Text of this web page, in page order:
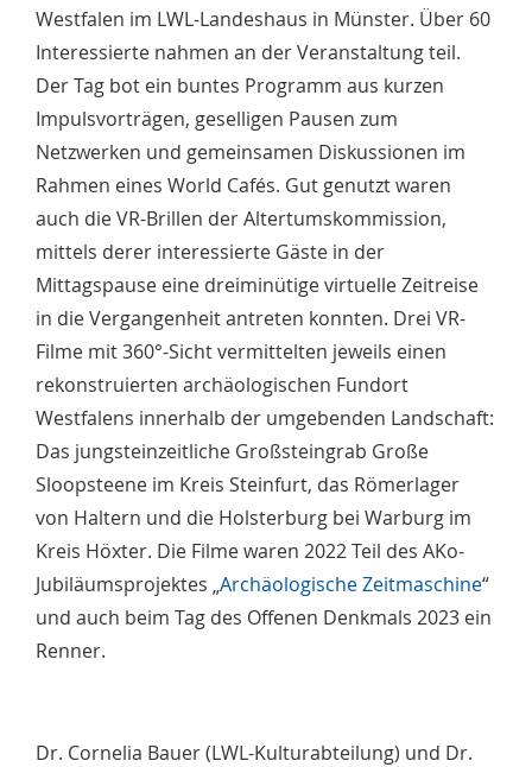
Westfalen im LWL-Landeshaus in Münster. Über 60
Interessierte nahmen an der Veranstaltung teil.
Der Tag bot ein buntes Programm aus kurzen
Impulsvorträgen, geselligen Pausen zum
Netzwerken und gemeinsamen Diskussionen im
Rahmen eines World Cafés. Gut genutzt waren
auch die VR-Brillen der Altertumskommission,
mittels derer interessierte Gäste in der
Mittagspause eine dreiminütige virtuelle Zeitreise
in die Vergangenheit antreten konnten. Drei VR-
Filme mit 360°-Sicht vermittelten jeweils einen
rekonstruierten archäologischen Fundort
Westfalens innerhalb der umgebenden Landschaft:
Das jungsteinzeitliche Großsteingrab Große
Sloopsteene im Kreis Steinfurt, das Römerlager
von Haltern und die Holsterburg bei Warburg im
Kreis Höxter. Die Filme waren 2022 Teil des AKo-
Jubiläumsprojektes „Archäologische Zeitmaschine“
und auch beim Tag des Offenen Denkmals 2023 ein
Renner.
Dr. Cornelia Bauer (LWL-Kulturabteilung) und Dr.